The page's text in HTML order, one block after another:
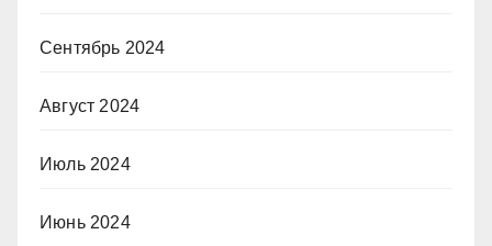
Сентябрь 2024
Август 2024
Июль 2024
Июнь 2024